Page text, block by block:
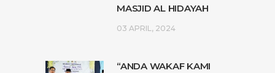
MASJID AL HIDAYAH
03 APRIL, 2024
“ANDA WAKAF KAMI